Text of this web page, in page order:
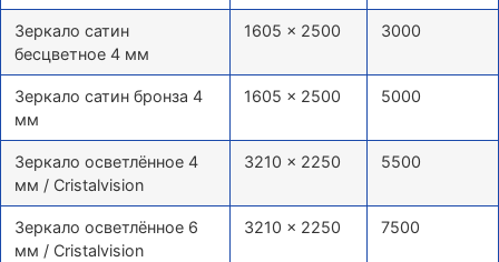
Зеркало сатин
бесцветное 4 мм
1605 × 2500 3000
Зеркало сатин бронза 4
мм
1605 × 2500 5000
Зеркало осветлённое 4
мм / Cristalvision
3210 × 2250 5500
Зеркало осветлённое 6
мм / Cristalvision
3210 × 2250 7500